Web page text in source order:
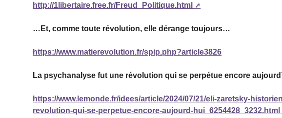
http://1libertaire.free.fr/Freud_Politique.html
…Et, comme toute révolution, elle dérange toujours…
https://www.matierevolution.fr/spip.php?article3826
La psychanalyse fut une révolution qui se perpétue encore
https://www.lemonde.fr/idees/article/2024/07/21/eli-zaretsky-
revolution-qui-se-perpetue-encore-aujourd-hui_6254428_3232.html